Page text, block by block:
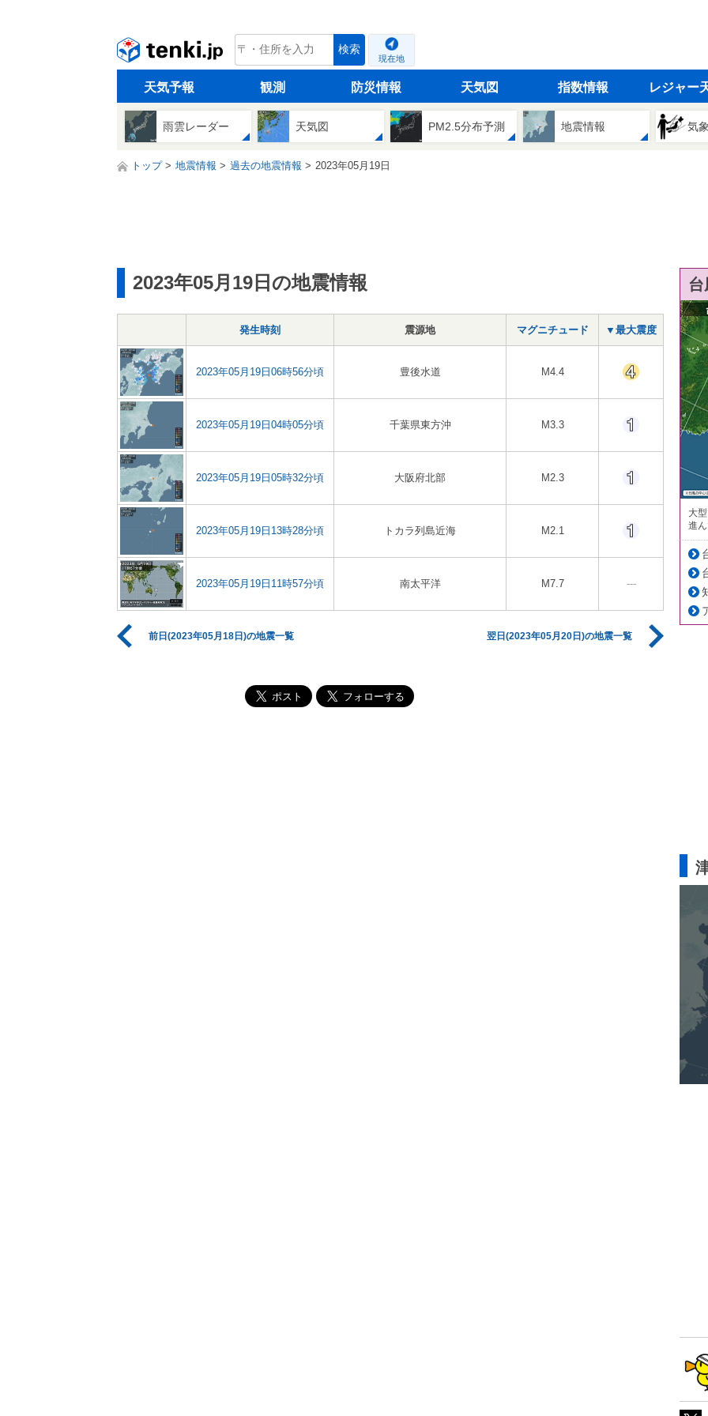
tenki.jp 検索
現在地
天気予報 観測 防災情報 天気図 指数情報 レジャー
雨雲レーダー 天気図 PM2.5分布予測 地震情報 気
トップ 地震情報 過去の地震情報 2023年05月19日
2023年05月19日の地震情報
発生時刻 震源地 マグニチュード ▼最大震度
2023年05月19日06時56分頃 豊後水道 M4.4
2023年05月19日04時05分頃 千葉県東方沖 M3.3
2023年05月19日05時32分頃 大阪府北部 M2.3
2023年05月19日13時28分頃 トカラ列島近海 M2.1
2023年05月19日11時57分頃 南太平洋 M7.7 ---
前日(2023年05月18日)の地震一覧 翌日(2023年05月20日)の地震一覧
大
進